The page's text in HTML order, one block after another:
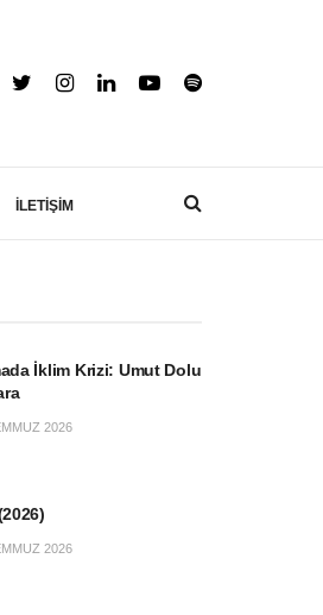
İLETİŞİM
İklim Krizi: Umut Dolu
2026
2026